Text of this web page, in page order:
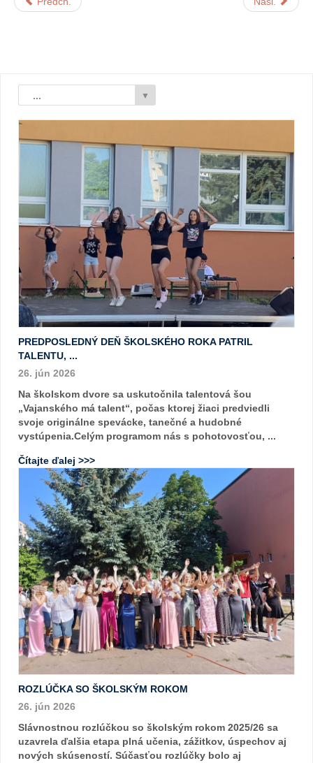
... ▼
PREDPOSLEDNÝ DEŇ ŠKOLSKÉHO ROKA PATRIL
TALENTU, ...
26. jún 2026
Na školskom dvore sa uskutočnila talentová šou
„Vajanského má talent“, počas ktorej žiaci predviedli
svoje originálne spevácke, tanečné a hudobné
vystúpenia.Celým programom nás s pohotovosťou, ...
Čítajte ďalej >>>
ROZLÚČKA SO ŠKOLSKÝM ROKOM
26. jún 2026
Slávnostnou rozlúčkou so školským rokom 2025/26 sa
uzavrela ďalšia etapa plná učenia, zážitkov, úspechov aj
nových skúseností. Súčasťou rozlúčky bolo aj